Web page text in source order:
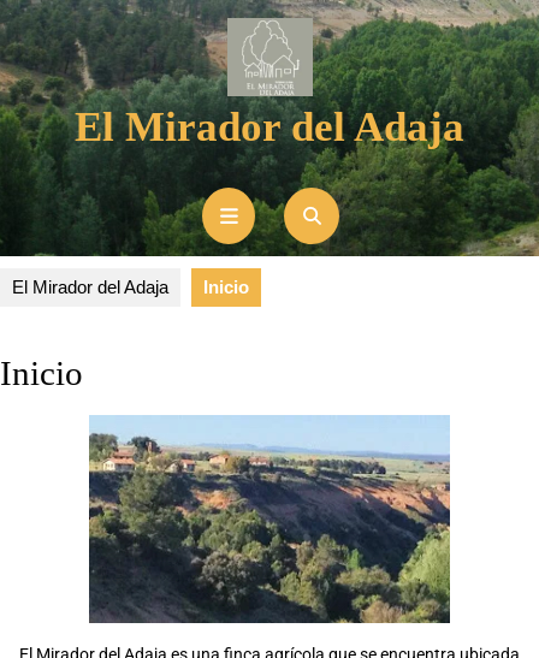
El Mirador del Adaja
El Mirador del Adaja Inicio
Inicio